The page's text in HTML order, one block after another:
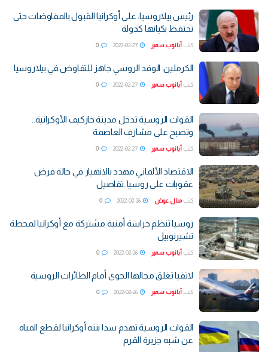
رئيس بيلاروسيا: على أوكرانيا القبول بالمفاوضات حتى
تحتفظ بكيانها كدولة
كتب أبانوب سمير 0
الكرملين: الوفد الروسي جاهز للتفاوض في بيلاروسيا
كتب أبانوب سمير 0
القوات الروسية تدخل مدينة خاركيف الأوكرانية..
وتصبح على مشارف العاصمة
كتب أبانوب سمير 0
الاقتصاد الألماني مهدد بالانهيار في حالة فرض
عقوبات على روسيا..تفاصيل
كتب منال عوض 0
روسيا تنظم حراسة أمنية مشتركة مع أوكرانيا لمحطة
تشيرنوبيل
كتب أبانوب سمير 0
لاتفيا تغلق مجالها الجوى أمام الطائرات الروسية
كتب أبانوب سمير 0
القوات الروسية تهدم سدا بنته أوكرانيا لقطع المياه
عن شبه جزيرة القرم